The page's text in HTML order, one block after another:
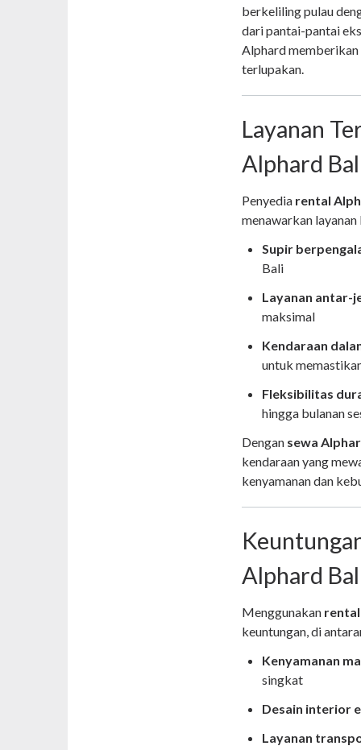
berkeliling pulau
dari pantai-pantai
Alphard memberikan
terlupakan.
Layanan
Alphard
Penyedia rental
menawarkan
Supir
Bali
Layanan antar-
maksimal
Kendaraan
untuk
Fleksibilitas
hingga bulanan
Dengan sewa
kendaraan yang
kenyamanan dan
Alphard
Menggunakan
keuntungan, di
Kenyamanan
singkat
Desain interior
Layanan